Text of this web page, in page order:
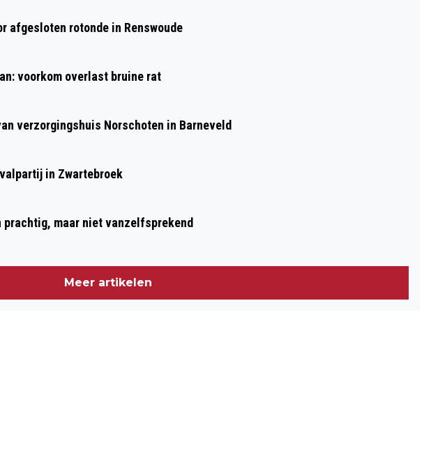
IN
GELDERS MUSEUM
afgesloten rotonde in Renswoude
voorkom overlast bruine rat
verzorgingshuis Norschoten in Barneveld
in Zwartebroek
prachtig, maar niet vanzelfsprekend
Meer artikelen